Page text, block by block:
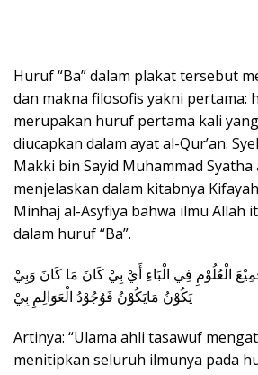
Huruf “Ba” dalam plakat tersebut
dan makna filosofis yakni pertama:
merupakan huruf pertama kali
diucapkan dalam ayat al-Qur’an.
Makki bin Sayid Muhammad Syatha
menjelaskan dalam kitabnya
Minhaj al-Asyfiya bahwa ilmu Allah
dalam huruf “Ba”.
الْعُلُوْمِ فِي الْبَاءِ أَيْ بِيْ كَانَ مَا كَانَ وَبِيْ
يَكُوْنُ مَايَكُوْنُ فَوُجُوْدُ الْعَوَالِمِ بِيْ
Artinya: “Ulama ahli tasawuf
menitipkan seluruh ilmunya pada